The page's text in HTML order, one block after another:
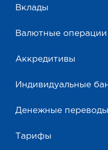
Вклады
Валютные операции
Аккредитивы
Индивидуальные
Денежные переводы
Тарифы